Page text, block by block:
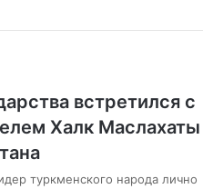
встретился с
Халк Маслахаты
туркменского народа лично